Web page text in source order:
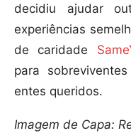
decidiu ajudar
experiências
de caridade
para
entes queridos.
Imagem de Capa: